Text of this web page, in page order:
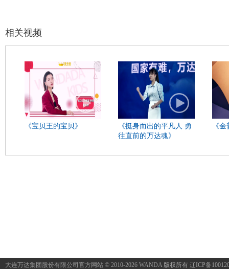
相关视频
《宝贝王的宝贝》
《挺身而出的平凡人 勇
往直前的万达魂》
《
大连万达集团股份有限公司官方网站 © 2010-2026 WANDA 版权所有 辽ICP备